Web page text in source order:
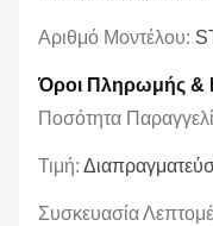
Αριθμό Μοντέλου:
Όροι Πληρωμής &
Ποσότητα
Τιμή:
Συσκευασία